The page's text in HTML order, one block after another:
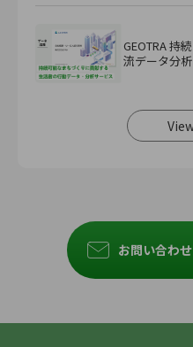
GEOTRA 持
流データ分析
お問い合わ